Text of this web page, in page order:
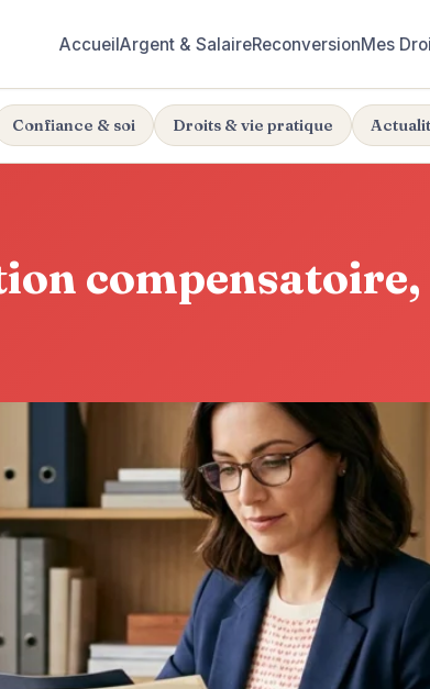
AccueilArgent & SalaireReconversionMes
Confiance & soi Droits & vie pratique
compensatoire,